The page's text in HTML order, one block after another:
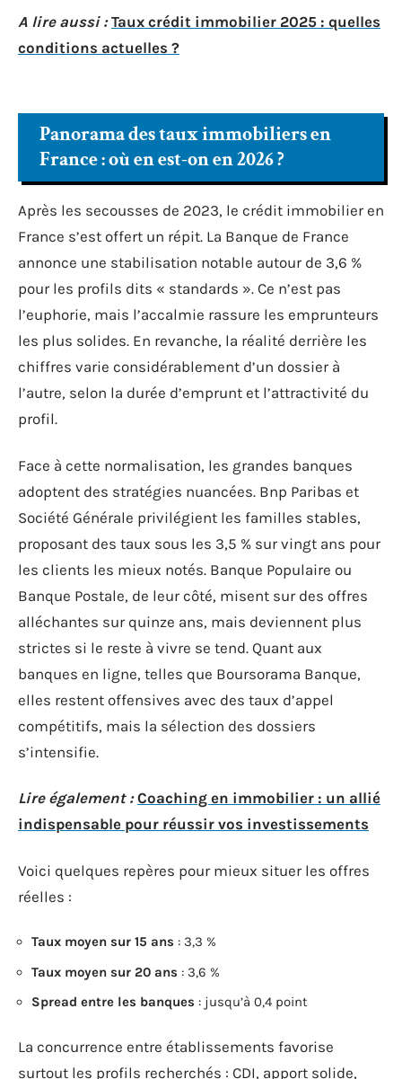
A lire aussi : Taux crédit immobilier 2025 : quelles
conditions actuelles ?
Panorama des taux immobiliers en
France : où en est-on en 2026 ?
Après les secousses de 2023, le crédit immobilier en
France s’est offert un répit. La Banque de France
annonce une stabilisation notable autour de 3,6 %
pour les profils dits « standards ». Ce n’est pas
l’euphorie, mais l’accalmie rassure les emprunteurs
les plus solides. En revanche, la réalité derrière les
chiffres varie considérablement d’un dossier à
l’autre, selon la durée d’emprunt et l’attractivité du
profil.
Face à cette normalisation, les grandes banques
adoptent des stratégies nuancées. Bnp Paribas et
Société Générale privilégient les familles stables,
proposant des taux sous les 3,5 % sur vingt ans pour
les clients les mieux notés. Banque Populaire ou
Banque Postale, de leur côté, misent sur des offres
alléchantes sur quinze ans, mais deviennent plus
strictes si le reste à vivre se tend. Quant aux
banques en ligne, telles que Boursorama Banque,
elles restent offensives avec des taux d’appel
compétitifs, mais la sélection des dossiers
s’intensifie.
Lire également : Coaching en immobilier : un allié
indispensable pour réussir vos investissements
Voici quelques repères pour mieux situer les offres
réelles :
Taux moyen sur 15 ans : 3,3 %
Taux moyen sur 20 ans : 3,6 %
Spread entre les banques : jusqu’à 0,4 point
La concurrence entre établissements favorise
surtout les profils recherchés : CDI, apport solide,